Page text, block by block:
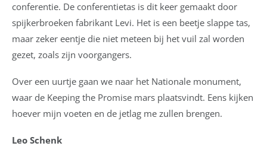
conferentie. De conferentietas is dit keer gemaakt door
spijkerbroeken fabrikant Levi. Het is een beetje slappe tas,
maar zeker eentje die niet meteen bij het vuil zal worden
gezet, zoals zijn voorgangers.
Over een uurtje gaan we naar het Nationale monument,
waar de Keeping the Promise mars plaatsvindt. Eens kijken
hoever mijn voeten en de jetlag me zullen brengen.
Leo Schenk